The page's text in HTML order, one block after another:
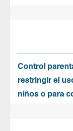
Control
restringir el
niños o para